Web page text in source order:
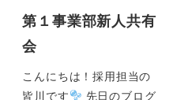
第１事業部新人共有
会
こんにちは！採用担当の
皆川です
先日のブログ